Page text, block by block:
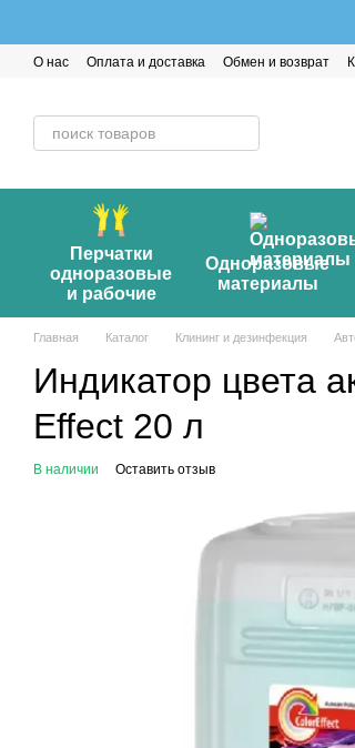
О нас Оплата и доставка Обмен и возврат
Перчатки
одноразовые
и рабочие
Одноразовые
материалы
Главная Каталог Клининг и дезинфекция
Индикатор цвета
Effect 20 л
В наличии Оставить отзыв